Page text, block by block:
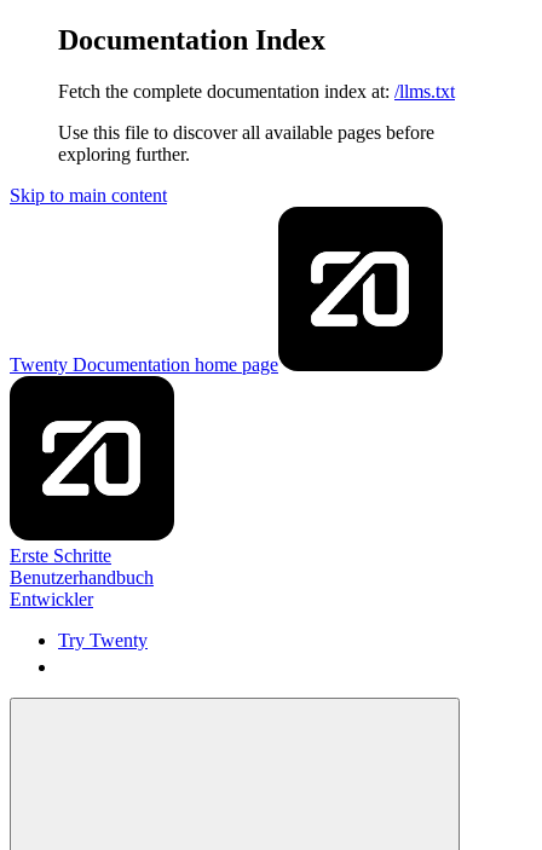
Documentation Index
Fetch the complete documentation index at: /llms.txt
Use this file to discover all available pages before
exploring further.
Skip to main content
Twenty Documentation home page
Erste Schritte
Benutzerhandbuch
Entwickler
Try Twenty